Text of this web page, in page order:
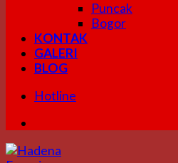
Puncak
Bogor
KONTAK
GALERI
BLOG
Hotline